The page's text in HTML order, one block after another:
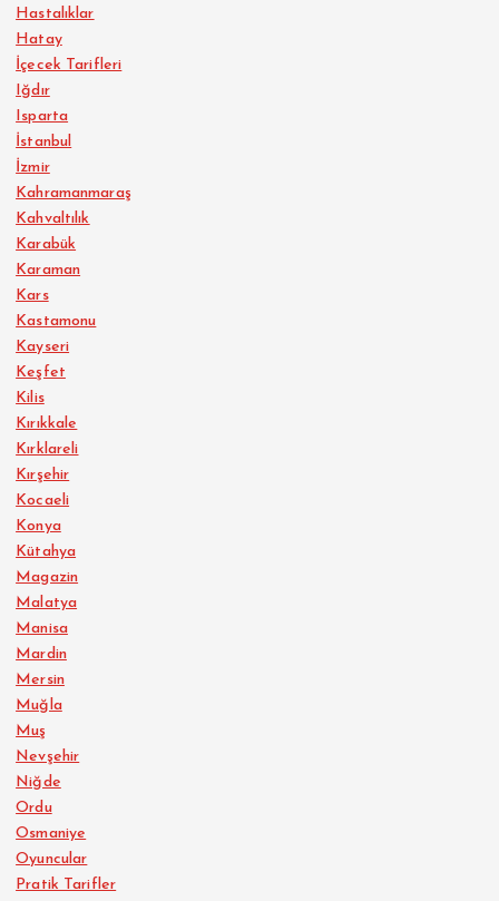
Hastalıklar
Hatay
İçecek Tarifleri
Iğdır
Isparta
İstanbul
İzmir
Kahramanmaraş
Kahvaltılık
Karabük
Karaman
Kars
Kastamonu
Kayseri
Keşfet
Kilis
Kırıkkale
Kırklareli
Kırşehir
Kocaeli
Konya
Kütahya
Magazin
Malatya
Manisa
Mardin
Mersin
Muğla
Muş
Nevşehir
Niğde
Ordu
Osmaniye
Oyuncular
Pratik Tarifler